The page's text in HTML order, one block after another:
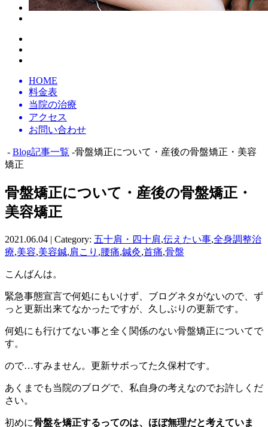
HOME
料金表
当院の治療
アクセス
お問い合わせ
- Blog記事一覧 -骨盤矯正について・産後の骨盤矯正・美容
矯正
骨盤矯正について・産後の骨盤矯正・
美容矯正
2021.06.04 | Category: 五十肩・四十肩,伝えたい事,全身調整治
療,美容,美容鍼,肩こり ,腰痛,鍼灸,首痛,骨盤
こんばんは。
緊急事態宣言で何処にもいけず、ブログネタがないので、ず
っと更新出来てなかったですが、久しぶりの更新です。
何処にも行けてない事と全く関係のない骨盤矯正についてで
す。
ので…すみません。更新サボってた久保村です。
あくまでも当院のブログで、私自身の考えなのでお許しくだ
さい。
初めに骨盤を矯正するってのは、ほぼ無理だと考えていま